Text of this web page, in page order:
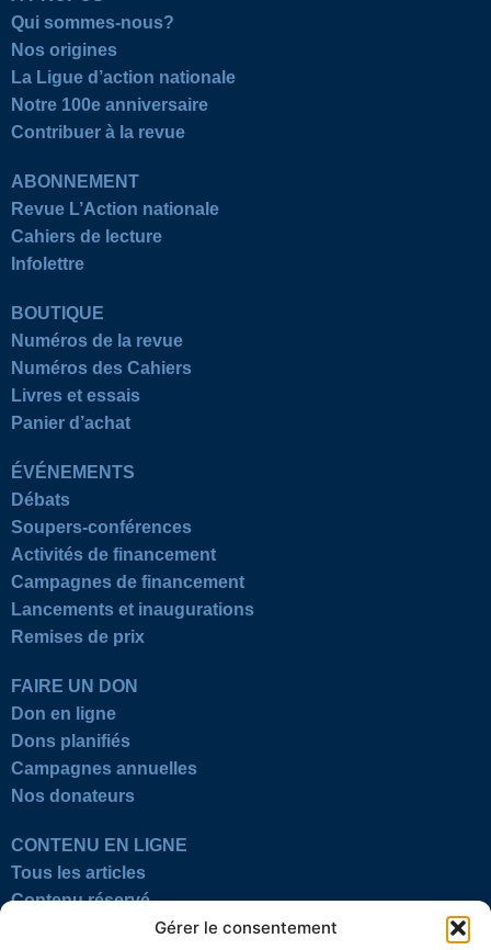
Gérer le consentement
Qui sommes-nous?
Nos origines
La Ligue d’action nationale
Notre 100e anniversaire
Contribuer à la revue
ABONNEMENT
Revue L’Action nationale
Cahiers de lecture
Infolettre
BOUTIQUE
Numéros de la revue
Numéros des Cahiers
Livres et essais
Panier d’achat
ÉVÉNEMENTS
Débats
Soupers-conférences
Activités de financement
Campagnes de financement
Lancements et inaugurations
Remises de prix
FAIRE UN DON
Don en ligne
Dons planifiés
Campagnes annuelles
Nos donateurs
CONTENU EN LIGNE
Tous les articles
Contenu réservé